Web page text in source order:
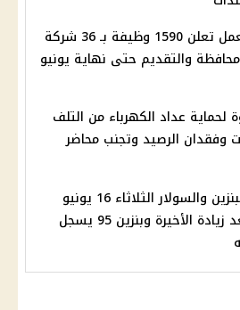
وزارة العمل تعلن 1590 وظيفة بـ 36 شركة
لحماية عداد الكهرباء من التلف
وفقدان الرصيد وتجنب محاضر
أسعار البنزين والسولار الثلاثاء 16 يونيو
2026 بعد زيادة الأخيرة وبنزين 95 يسجل